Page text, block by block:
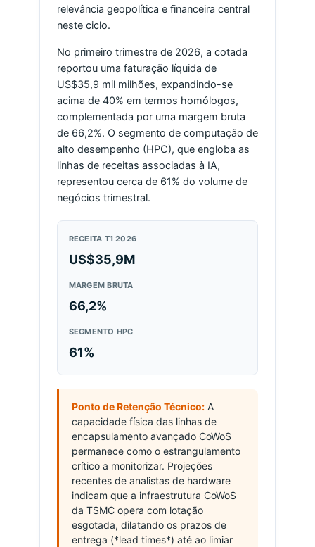
relevância geopolítica e financeira central
neste ciclo.
No primeiro trimestre de 2026, a cotada
reportou uma faturação líquida de
US$35,9 mil milhões, expandindo-se
acima de 40% em termos homólogos,
complementada por uma margem bruta
de 66,2%. O segmento de computação de
alto desempenho (HPC), que engloba as
linhas de receitas associadas à IA,
representou cerca de 61% do volume de
negócios trimestral.
RECEITA T1 2026
US$35,9M
MARGEM BRUTA
66,2%
SEGMENTO HPC
61%
Ponto de Retenção Técnico:A
capacidade física das linhas de
encapsulamento avançado CoWoS
permanece como o estrangulamento
crítico a monitorizar. Projeções
recentes de analistas de hardware
indicam que a infraestrutura CoWoS
da TSMC opera com lotação
esgotada, dilatando os prazos de
entrega (*lead times*) até ao limiar